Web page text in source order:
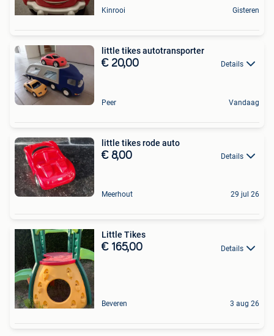
Kinrooi Gisteren
little tikes autotransporter
€ 20,00 Details
Peer Vandaag
little tikes rode auto
€ 8,00 Details
Meerhout 29 jul 26
Little Tikes
€ 165,00 Details
Beveren 3 aug 26